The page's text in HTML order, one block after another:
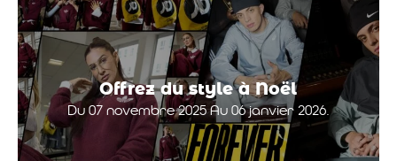
Offrez du style à Noël
Du 07 novembre 2025 Au 06 janvier 2026.